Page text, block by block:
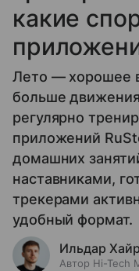
какие
Лето — хорошее
больше
регулярно
приложений
домашних
наставниками,
трекерами
удобный формат.
Ильдар
Автор Hi-Tech